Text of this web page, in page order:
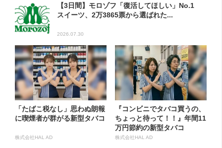
【3日間】モロゾフ「復活してほしい」No.1
スイーツ、2万3865票から選ばれた...
2026.07.30
「たばこ税なし」思わぬ朗報
に喫煙者が群がる新型タバコ
株式会社HAL AD
『コンビニでタバコ買うの、
ちょっと待って！！』年間11
万円節約の新型タバコ
株式会社HAL AD